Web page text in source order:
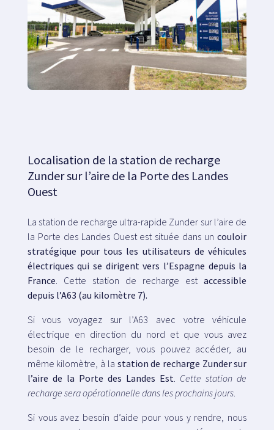
Localisation de la station de recharge
Zunder sur l’aire de la Porte des Landes
Ouest
La station de recharge ultra-rapide Zunder sur l’aire de
la Porte des Landes Ouest est située dans uncouloir
stratégique pour tous les utilisateurs de véhicules
électriques qui se dirigent vers l’Espagne depuis la
France . Cette station de recharge est accessible
depuis l’A63 (au kilomètre 7).
Si vous voyagez sur l’A63 avec votre véhicule
électrique en direction du nord et que vous avez
besoin de le recharger, vous pouvez accéder, au
même kilomètre, à la station de recharge Zunder sur
l’aire de la Porte des Landes Est Cette station de
recharge sera opérationnelle dans les prochains jours.
Si vous avez besoin d’aide pour vous y rendre, nous